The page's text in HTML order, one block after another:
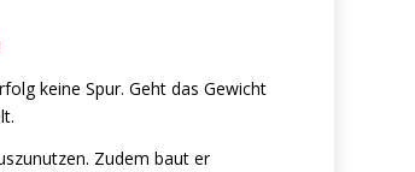
keine Spur. Geht das Gewicht
Zudem baut er